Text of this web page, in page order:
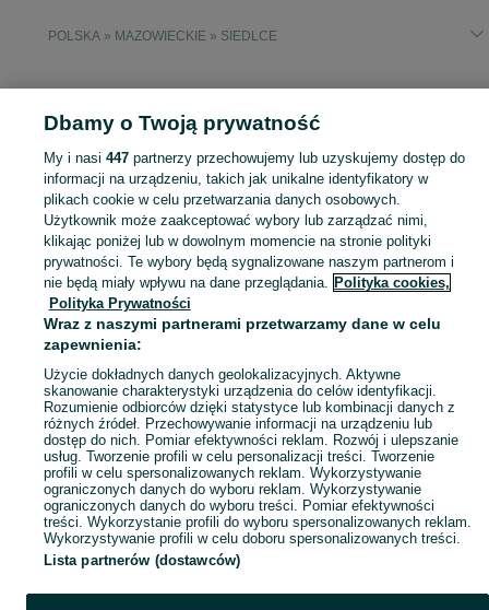
POLSKA » MAZOWIECKIE » SIEDLCE
KATEGORIA
Sprzedaż towarów dla relaksu, twórczości i nauki Siedlce ▶️ Nowe i używane instrumenty, książki, filmy i inne ✌ Kupuj i sprzedawaj na OLX.pl!
Mapa kategorii
Mapa miejscowości
Mapa ministron
Popularne wyszukiwania
Dbamy o Twoją prywatność
My i nasi 447partnerzy przechowujemy lub uzyskujemy dostęp do
informacji na urządzeniu, takich jak unikalne identyfikatory w
plikach cookie w celu przetwarzania danych osobowych.
Użytkownik może zaakceptować wybory lub zarządzać nimi,
klikając poniżej lub w dowolnym momencie na stronie polityki
prywatności. Te wybory będą sygnalizowane naszym partnerom i
nie będą miały wpływu na dane przeglądania. Polityka cookies,
Polityka Prywatności
Wraz z naszymi partnerami przetwarzamy dane w celu
zapewnienia:
Użycie dokładnych danych geolokalizacyjnych. Aktywne
skanowanie charakterystyki urządzenia do celów identyfikacji.
Rozumienie odbiorców dzięki statystyce lub kombinacji danych z
różnych źródeł. Przechowywanie informacji na urządzeniu lub
dostęp do nich. Pomiar efektywności reklam. Rozwój i ulepszanie
usług. Tworzenie profili w celu personalizacji treści. Tworzenie
profili w celu spersonalizowanych reklam. Wykorzystywanie
ograniczonych danych do wyboru reklam. Wykorzystywanie
ograniczonych danych do wyboru treści. Pomiar efektywności
treści. Wykorzystanie profili do wyboru spersonalizowanych reklam.
Wykorzystywanie profili w celu doboru spersonalizowanych treści.
Lista partnerów (dostawców)